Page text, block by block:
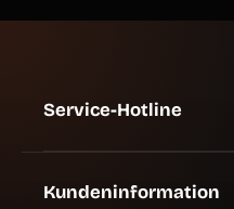
Service-Hotline
Kundeninformation